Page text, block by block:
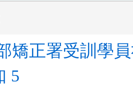
矯正署受訓學
5